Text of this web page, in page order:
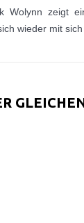
Wolynn zeigt
wieder mit